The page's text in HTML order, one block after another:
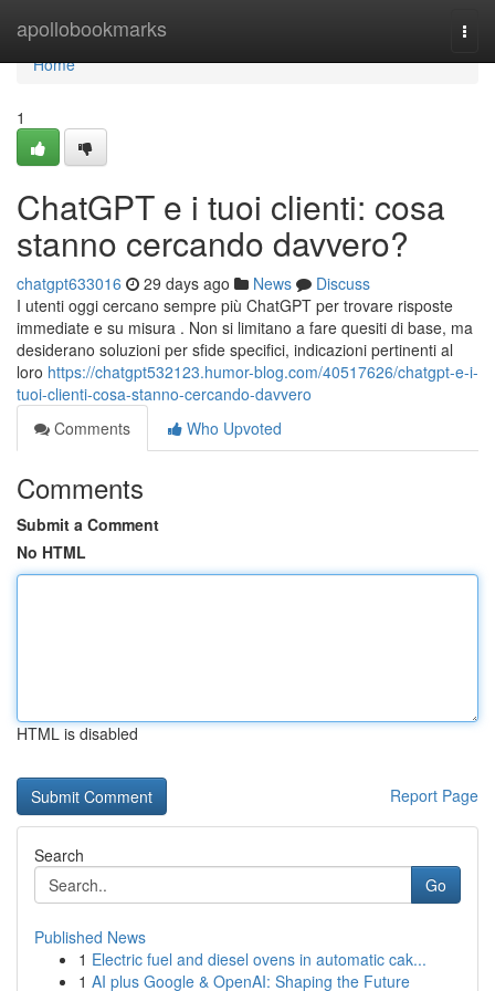
apollobookmarks
Home
Home
1
ChatGPT e i tuoi clienti: cosa
stanno cercando davvero?
chatgpt633016 29 days ago News
Discuss
I utenti oggi cercano sempre più ChatGPT per trovare risposte
immediate e su misura . Non si limitano a fare quesiti di base, ma
desiderano soluzioni per sfide specifici, indicazioni pertinenti al
loro https://chatgpt532123.humor-blog.com/40517626/chatgpt-e-i-
tuoi-clienti-cosa-stanno-cercando-davvero
Comments
Who Upvoted
Comments
Submit a Comment
No HTML
HTML is disabled
Report Page
Search
Go
Published News
1 Electric fuel and diesel ovens in automatic cak...
1 AI plus Google & OpenAI: Shaping the Future